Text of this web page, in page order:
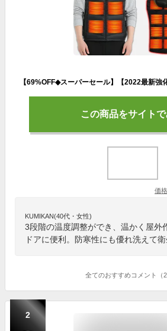
この商品をサイト
価
KUMIKAN(40代・女性)
3段階の温度調整ができ、温かく屋外
ドアに便利。防寒性にも優れ洗えて
全てのおすすめコメント（2
2